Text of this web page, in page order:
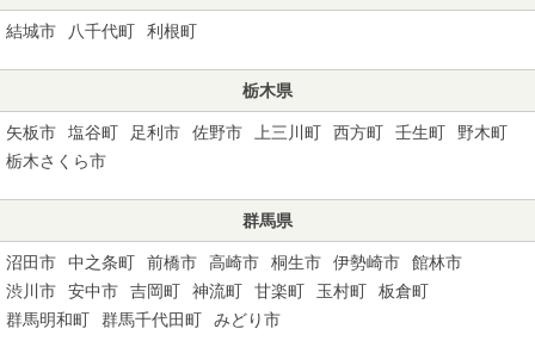
結城市 八千代町 利根町
栃木県
矢板市 塩谷町 足利市 佐野市 上三川町 西方町 壬生町
野木町
栃木さくら市
群馬県
沼田市 中之条町 前橋市 高崎市 桐生市 伊勢崎市
館林市
渋川市
安中市 吉岡町 神流町 甘楽町 玉村町
板倉町
群馬明和町
群馬千代田町 みどり市